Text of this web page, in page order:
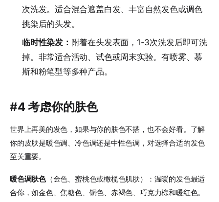
次洗发。适合混合遮盖白发、丰富自然发色或调色
挑染后的头发。
临时性染发： 附着在头发表面，1-3次洗发后即可洗
掉。非常适合活动、试色或周末实验。有喷雾、慕
斯和粉笔型等多种产品。
#4 考虑你的肤色
世界上再美的发色，如果与你的肤色不搭，也不会好看。了解
你的皮肤是暖色调、冷色调还是中性色调，对选择合适的发色
至关重要。
暖色调肤色（金色、蜜桃色或橄榄色肌肤）：温暖的发色最适
合你，如金色、焦糖色、铜色、赤褐色、巧克力棕和暖红色。